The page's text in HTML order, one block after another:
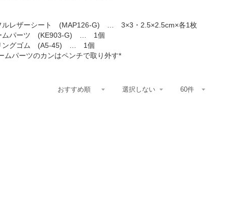
ルレザーシート (MAP126-G) … 3×3・2.5×2.5cm×各1枚
ムパーツ (KE903-G) … 1個
ングゴム (A5-45) … 1個
ムパーツのカンはペンチで取り外す*